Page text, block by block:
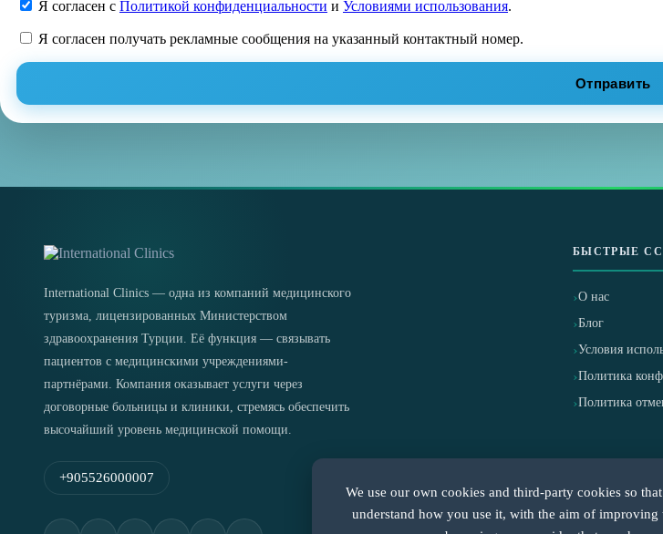
Я согласен с Политикой конфиденциальности и Условиями использования.
Я согласен получать рекламные сообщения на указанный контактный номер.
Отправить
International Clinics — одна из компаний медицинского
туризма, лицензированных Министерством
здравоохранения Турции. Её функция — связывать
пациентов с медицинскими учреждениями-
партнёрами. Компания оказывает услуги через
договорные больницы и клиники, стремясь обеспечить
высочайший уровень медицинской помощи.
+905526000007
БЫСТРЫЕ
О нас
Блог
Условия
Политика
Политика
We use our own cookies and third-party cookies so
understand how you use it, with the aim of